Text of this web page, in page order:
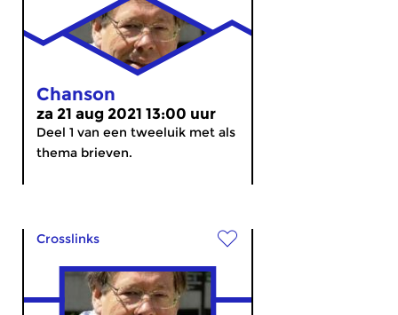
Chanson
za 21 aug 2021 13:00 uur
Deel 1 van een tweeluik met als
thema brieven.
Crosslinks